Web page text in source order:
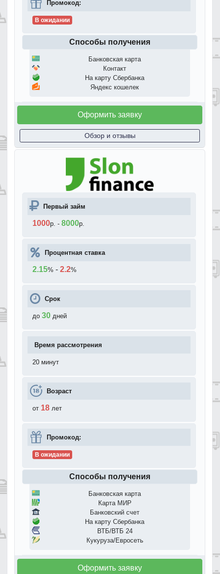
Промокод:
В ожидании
Способы получения
Банковская карта
Контакт
На карту Сбербанка
Яндекс кошелек
Оформить заявку
Обзор и отзывы
Первый займ
1000р. - 8000р.
Процентная ставка
2.15% - 2.2%
Срок
до 30 дней
Время рассмотрения
20 минут
Возраст
от 18 лет
Промокод:
В ожидании
Способы получения
Банковская карта
Карта МИР
Банковский счет
На карту Сбербанка
ВТБ/ВТБ 24
Кукуруза/Евросеть
Оформить заявку